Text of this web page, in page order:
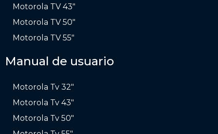
Motorola TV 43″
Motorola TV 50″
Motorola TV 55″
Manual de usuario
Motorola Tv 32″
Motorola Tv 43″
Motorola Tv 50″